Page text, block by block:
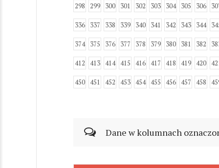
298 299 300 301 302 303 304 305 306
336 337 338 339 340 341 342 343 344
374 375 376 377 378 379 380 381 382
412 413 414 415 416 417 418 419 420
450 451 452 453 454 455 456 457 458
Dane w kolumnach